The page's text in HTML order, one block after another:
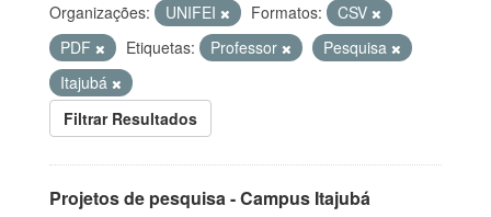
Organizações: UNIFEI Formatos:
CSV
PDF
Etiquetas: Professor
Pesquisa
Itajubá
Filtrar Resultados
Projetos de pesquisa - Campus Itajubá